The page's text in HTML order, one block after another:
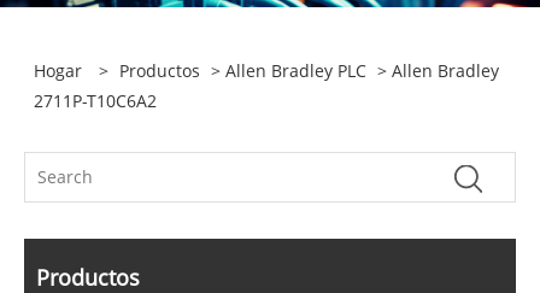
Hogar > Productos >Allen Bradley PLC > Allen Bradley
2711P-T10C6A2
Productos